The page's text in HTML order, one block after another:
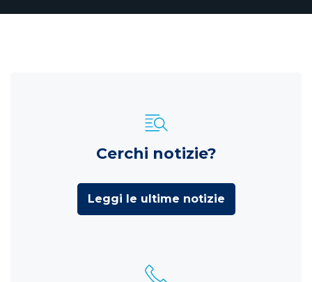
Cerchi notizie?
Leggi le ultime notizie